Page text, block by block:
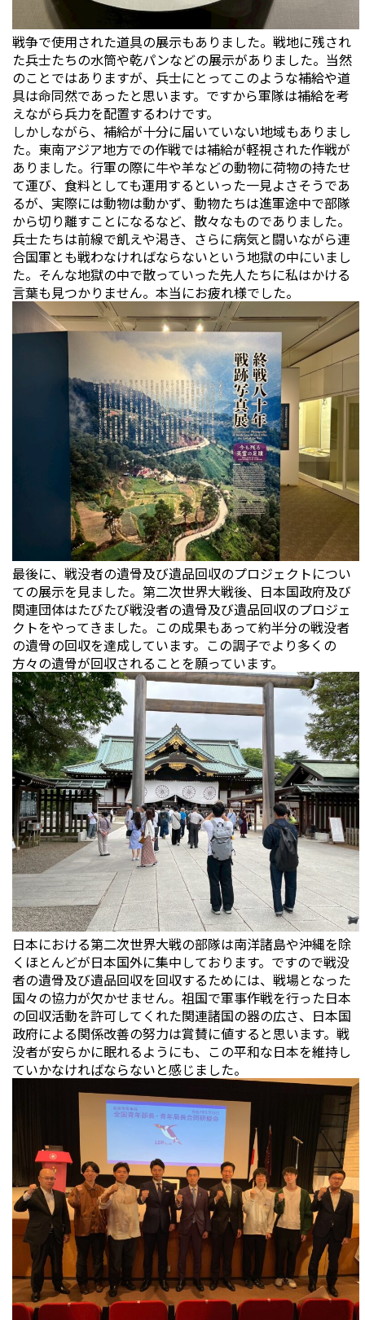
戦争で使用された道具の展示もありました。戦地に残され
た兵士たちの水筒や乾パンなどの展示がありました。当然
のことではありますが、兵士にとってこのような補給や道
具は命同然であったと思います。ですから軍隊は補給を考
えながら兵力を配置するわけです。
しかしながら、補給が十分に届いていない地域もありまし
た。東南アジア地方での作戦では補給が軽視された作戦が
ありました。行軍の際に牛や羊などの動物に荷物の持たせ
て運び、食料としても運用するといった一見よさそうであ
るが、実際には動物は動かず、動物たちは進軍途中で部隊
から切り離すことになるなど、散々なものでありました。
兵士たちは前線で飢えや渇き、さらに病気と闘いながら連
合国軍とも戦わなければならないという地獄の中にいまし
た。そんな地獄の中で散っていった先人たちに私はかける
言葉も見つかりません。本当にお疲れ様でした。
最後に、戦没者の遺骨及び遺品回収のプロジェクトについ
ての展示を見ました。第二次世界大戦後、日本国政府及び
関連団体はたびたび戦没者の遺骨及び遺品回収のプロジェ
クトをやってきました。この成果もあって約半分の戦没者
の遺骨の回収を達成しています。この調子でより多くの
方々の遺骨が回収されることを願っています。
日本における第二次世界大戦の部隊は南洋諸島や沖縄を除
くほとんどが日本国外に集中しております。ですので戦没
者の遺骨及び遺品回収を回収するためには、戦場となった
国々の協力が欠かせません。祖国で軍事作戦を行った日本
の回収活動を許可してくれた関連諸国の器の広さ、日本国
政府による関係改善の努力は賞賛に値すると思います。戦
没者が安らかに眠れるようにも、この平和な日本を維持し
ていかなければならないと感じました。